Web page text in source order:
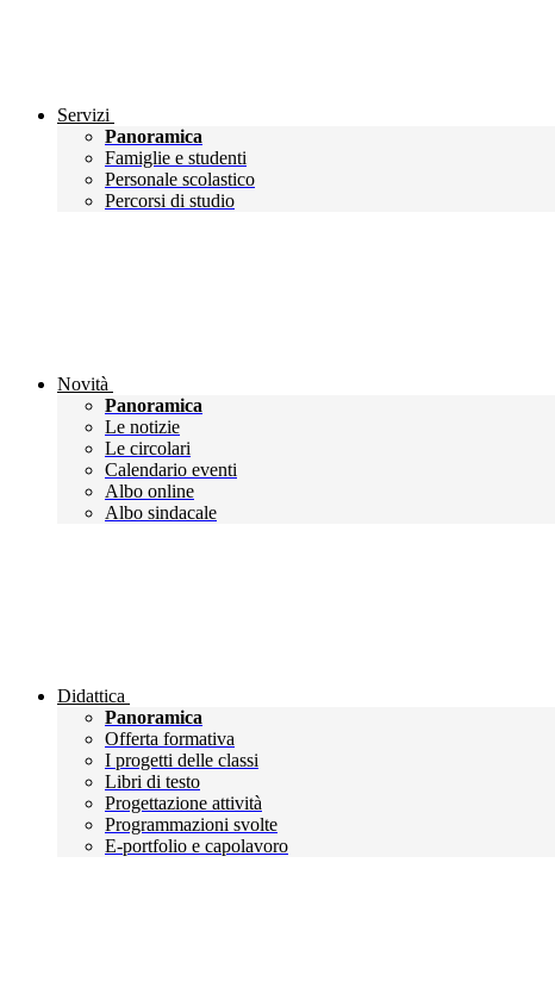
Servizi
Panoramica
Famiglie e studenti
Personale scolastico
Percorsi di studio
Novità
Panoramica
Le notizie
Le circolari
Calendario eventi
Albo online
Albo sindacale
Didattica
Panoramica
Offerta formativa
I progetti delle classi
Libri di testo
Progettazione attività
Programmazioni svolte
E-portfolio e capolavoro